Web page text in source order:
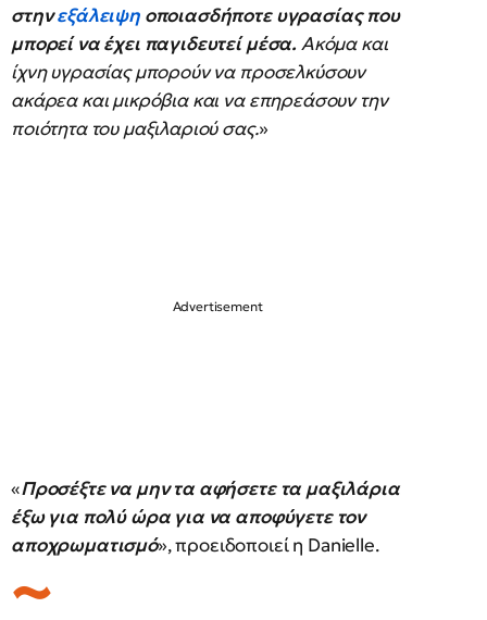
στηνεξάλειψηοποιασδήποτε υγρασίας που
μπορεί να έχει παγιδευτεί μέσα. Ακόμα και
ίχνη υγρασίας μπορούν να προσελκύσουν
ακάρεα και μικρόβια και να επηρεάσουν την
ποιότητα του μαξιλαριού σας.»
«Προσέξτε να μην τα αφήσετε τα μαξιλάρια
έξω για πολύ ώρα για να αποφύγετε τον
αποχρωματισμό», προειδοποιεί η Danielle.